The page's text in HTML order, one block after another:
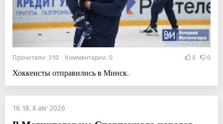
Прочитали: 310 Комментарии: 0 8 0
Хоккеисты отправились в Минск.
16:18, 8 авг 2026